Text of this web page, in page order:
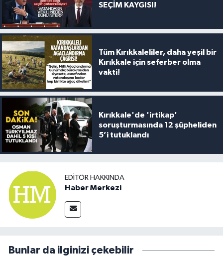
SEÇİM KAYGISI!
Tüm Kırıkkaleliler, daha yeşil bir
Kırıkkale için seferber olma
vakti!
Kırıkkale'de 'irtikap'
soruşturmasında 12 şüpheliden
5’i tutuklandı
EDITÖR HAKKINDA
Haber Merkezi
Bunlar da ilginizi çekebilir